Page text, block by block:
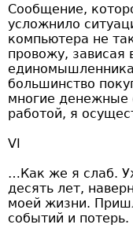
Сообщение,
усложнило
компьютера не
провожу, зависая
большинство
многие денежные
работой, я
VI
…Как же я слаб.
десять лет,
моей жизни.
событий и